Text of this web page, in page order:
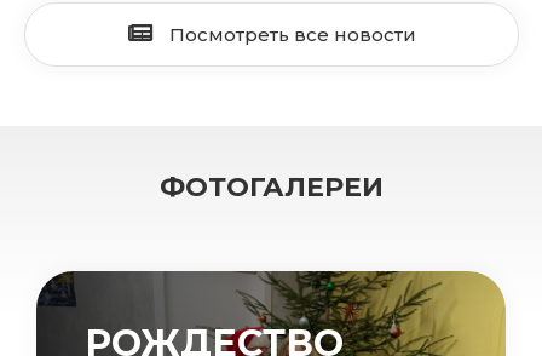
Посмотреть все новости
ФОТОГАЛЕРЕИ
РОЖДЕСТВО